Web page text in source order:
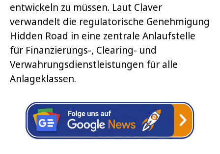
entwickeln zu müssen. Laut Claver
verwandelt die regulatorische Genehmigung
Hidden Road in eine zentrale Anlaufstelle
für Finanzierungs-, Clearing- und
Verwahrungsdienstleistungen für alle
Anlageklassen.